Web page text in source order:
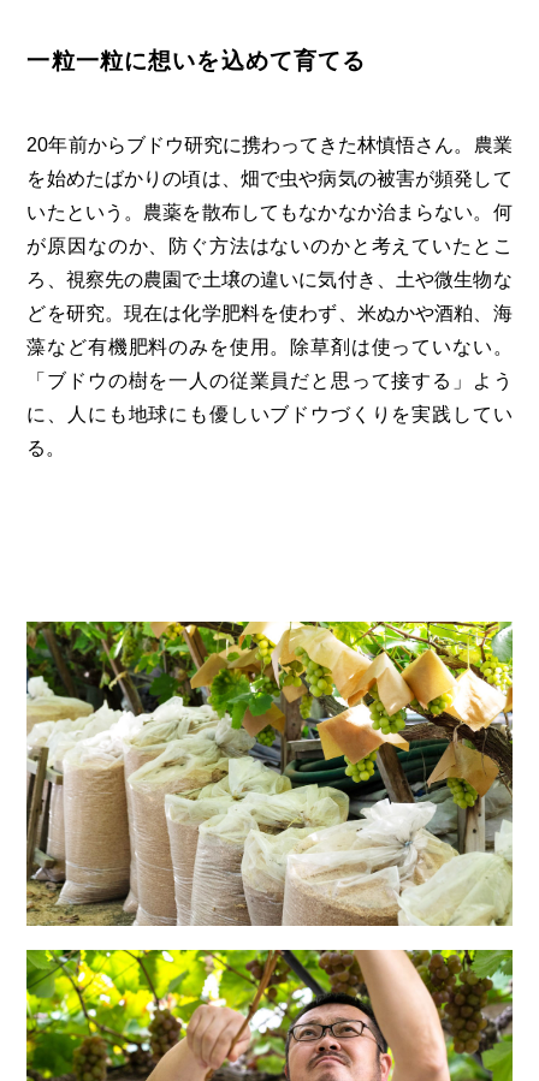
一粒一粒に想いを込めて育てる
20年前からブドウ研究に携わってきた林慎悟さん。農業
を始めたばかりの頃は、畑で虫や病気の被害が頻発して
いたという。農薬を散布してもなかなか治まらない。何
が原因なのか、防ぐ方法はないのかと考えていたとこ
ろ、視察先の農園で土壌の違いに気付き、土や微生物な
どを研究。現在は化学肥料を使わず、米ぬかや酒粕、海
藻など有機肥料のみを使用。除草剤は使っていない。
「ブドウの樹を一人の従業員だと思って接する」よう
に、人にも地球にも優しいブドウづくりを実践してい
る。